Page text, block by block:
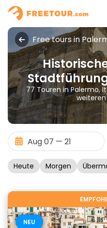
Free tours in
77 Touren in Palermo,
Heute Morgen
NEU